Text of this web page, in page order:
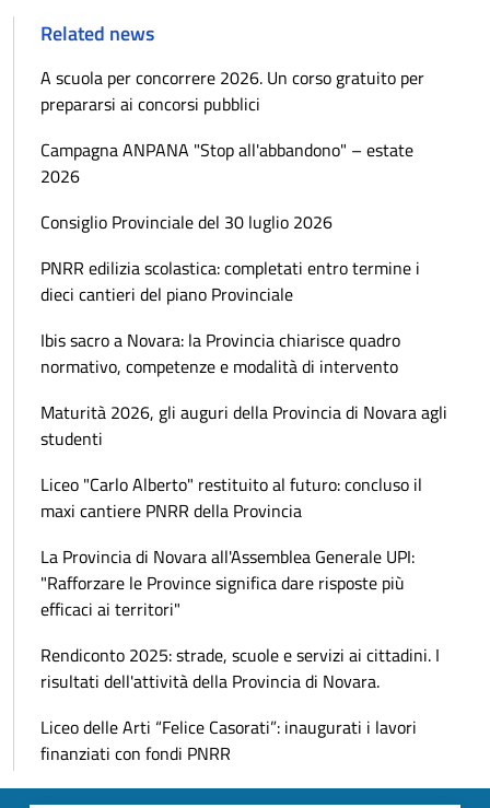
Related news
A scuola per concorrere 2026. Un corso gratuito per
prepararsi ai concorsi pubblici
Campagna ANPANA "Stop all'abbandono" – estate
2026
Consiglio Provinciale del 30 luglio 2026
PNRR edilizia scolastica: completati entro termine i
dieci cantieri del piano Provinciale
Ibis sacro a Novara: la Provincia chiarisce quadro
normativo, competenze e modalità di intervento
Maturità 2026, gli auguri della Provincia di Novara agli
studenti
Liceo "Carlo Alberto" restituito al futuro: concluso il
maxi cantiere PNRR della Provincia
La Provincia di Novara all'Assemblea Generale UPI:
"Rafforzare le Province significa dare risposte più
efficaci ai territori"
Rendiconto 2025: strade, scuole e servizi ai cittadini. I
risultati dell'attività della Provincia di Novara.
Liceo delle Arti “Felice Casorati”: inaugurati i lavori
finanziati con fondi PNRR